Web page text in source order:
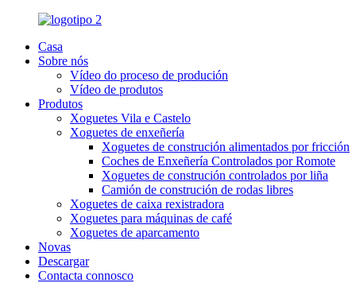
Casa
Sobre nós
Vídeo do proceso de produción
Vídeo de produtos
Produtos
Xoguetes Vila e Castelo
Xoguetes de enxeñería
Xoguetes de construción alimentados por fricción
Coches de Enxeñería Controlados por Romote
Xoguetes de construción controlados por liña
Camión de construción de rodas libres
Xoguetes de caixa rexistradora
Xoguetes para máquinas de café
Xoguetes de aparcamento
Novas
Descargar
Contacta connosco